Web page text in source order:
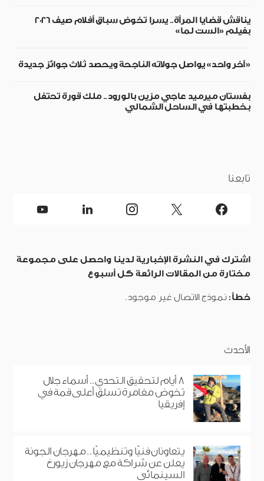
يناقش قضايا المرأة.. يسرا تخوض سباق أفلام صيف 2026
بفيلم «الست لما»
«آخر واحد» يواصل جولاته الناجحة ويحصد ثلاث جوائز جديدة
بفستان ميرميد عاجي مزين بالورود.. ملك قورة تحتفل
بخطبتها في الساحل الشمالي
تابعنا
اشترك في النشرة الإخبارية لدينا واحصل على مجموعة
مختارة من المقالات الرائعة كل أسبوع
خطأ: نموذج الاتصال غير موجود.
الأحدث
8 أيام لتحقيق التحدي.. أسماء جلال
تخوض مغامرة تسلق أعلى قمة في
إفريقيا
يتعاونان فنيًا وتنظيميًا.. مهرجان الجونة
يعلن عن شراكة مع مهرجان زيورخ
السينمائي